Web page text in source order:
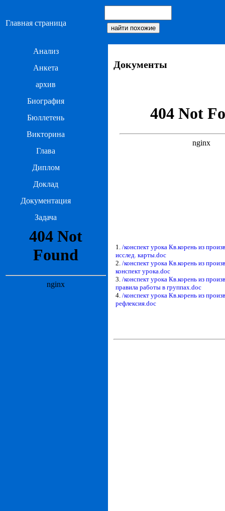
Главная страница
Анализ
Анкета
архив
Биография
Бюллетень
Викторина
Глава
Диплом
Доклад
Документация
Задача
Документы
1. /конспект урока Кв.корень из
исслед. карты.doc
2. /конспект урока Кв.корень из
конспект урока.doc
3. /конспект урока Кв.корень из
правила работы в группах.doc
4. /конспект урока Кв.корень из
рефлексия.doc